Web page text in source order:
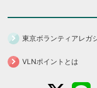
東京ボランティアレガ
VLNポイントとは